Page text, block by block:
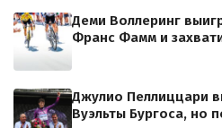
Деми Воллеринг
Франс Фамм и
Джулио Пеллиццари
Вуэльты Бургоса, но